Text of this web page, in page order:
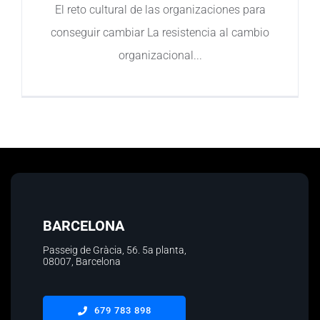
Contacto
El reto cultural de las organizaciones para
conseguir cambiar La resistencia al cambio
organizacional
BARCELONA
Passeig de Gràcia, 56. 5a planta
08007, Barcelona
679 783 898